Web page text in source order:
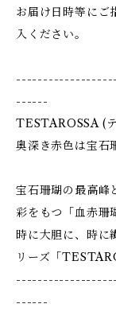
お届け日時等にご
入ください。
------
TESTAROSSA (
奥深き赤色は宝石
宝石珊瑚の最高峰
彩をもつ「血赤珊
時に大胆に、時に
リーズ「
------